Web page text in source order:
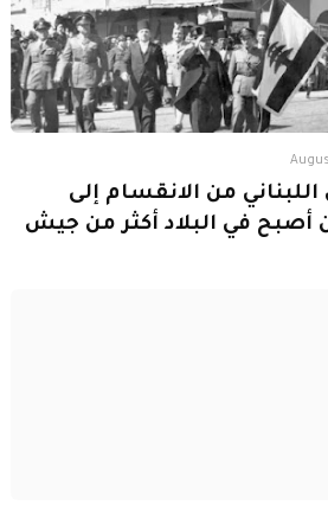
من الانقسام إلى
أصبح في البلاد أكثر من جيش